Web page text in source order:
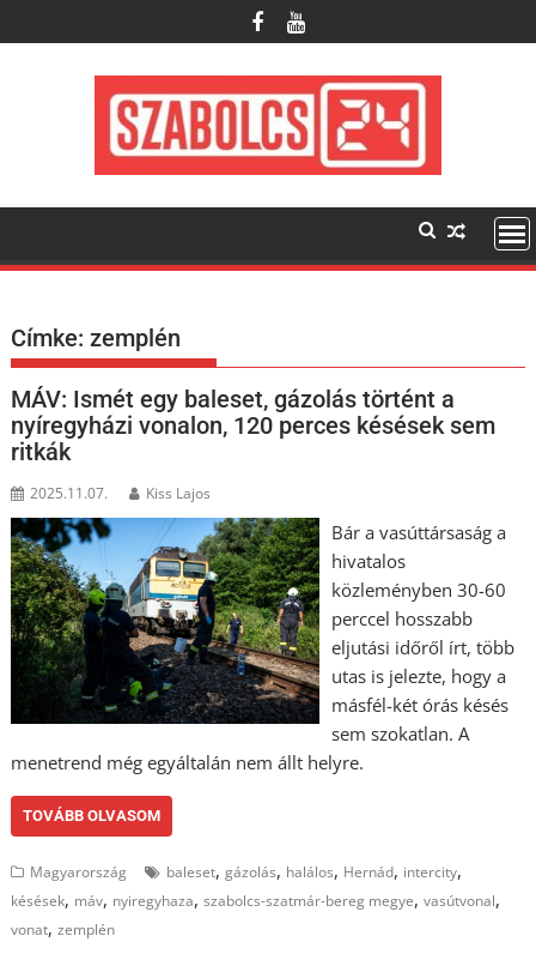
to
Címke:zemplén
MÁV: Ismét egy baleset, gázolás történt a
nyíregyházi vonalon, 120 perces késések sem
ritkák
2025.11.07. Kiss Lajos
Bár a vasúttársaság a
hivatalos
közleményben 30-60
perccel hosszabb
eljutási időről írt, több
utas is jelezte, hogy a
másfél-két órás késés
sem szokatlan. A
menetrend még egyáltalán nem állt helyre.
TOVÁBB OLVASOM
Magyarország baleset,gázolás, halálos, Hernád, intercity,
késések, máv, nyiregyhaza,szabolcs-szatmár-bereg megye,vasútvonal,
vonat,zemplén